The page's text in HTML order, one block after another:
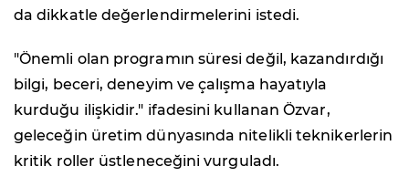
da dikkatle değerlendirmelerini istedi.
"Önemli olan programın süresi değil, kazandırdığı
bilgi, beceri, deneyim ve çalışma hayatıyla
kurduğu ilişkidir." ifadesini kullanan Özvar,
geleceğin üretim dünyasında nitelikli teknikerlerin
kritik roller üstleneceğini vurguladı.